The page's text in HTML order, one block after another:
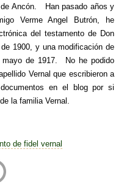
Ancón. Han pasado años y
Verme Angel Butrón, he
del testamento de Don
1900, y una modificación de
de 1917. No he podido
Vernal que escribieron a
en el blog por si
la familia Vernal.
de fidel vernal